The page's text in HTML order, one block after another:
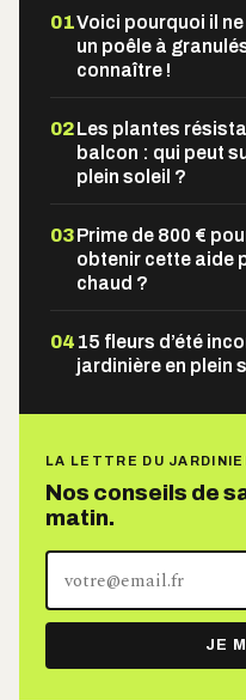
01Voici pourquoi il
un poêle à
connaître !
02Les plantes
balcon : qui peut
plein soleil ?
03Prime de 800 €
obtenir cette aide
chaud ?
04 15 fleurs d’été
jardinière en plein
LA LETTRE DU
Nos conseils de
matin.
Votre
adresse
e-
mail
JE